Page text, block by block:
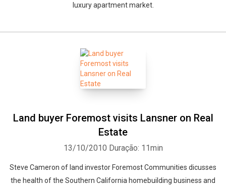
luxury apartment market.
Land buyer Foremost visits Lansner on Real
Estate
13/10/2010 Duração: 11min
Steve Cameron of land investor Foremost Communities dicusses
the health of the Southern California homebuilding business and